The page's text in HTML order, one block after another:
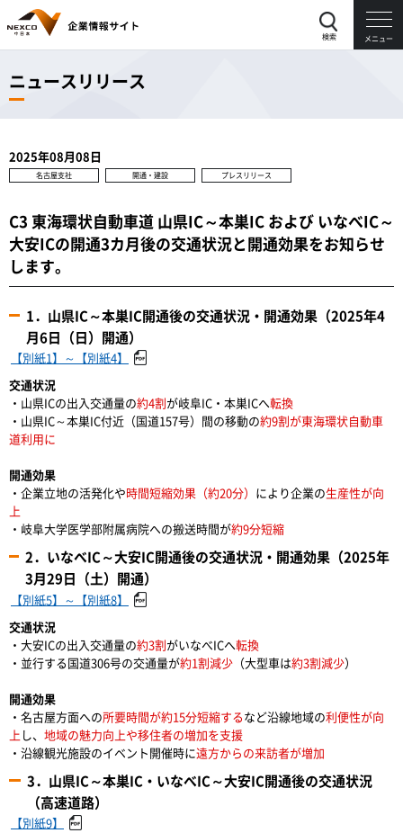
検索 メニュー
ニュースリリース
2025年08月08日
名古屋支社 開通・建設 プレスリリース
C3 東海環状自動車道 山県IC～本巣IC および いなべIC～
大安ICの開通3カ月後の交通状況と開通効果をお知らせ
します。
1．山県IC～本巣IC開通後の交通状況・開通効果（2025年4
月6日（日）開通）
【別紙1】～【別紙4】
交通状況
・山県ICの出入交通量の約4割が岐阜IC・本巣ICへ転換
・山県IC～本巣IC付近（国道157号）間の移動の約9割が東海環状自動車
道利用に
開通効果
・企業立地の活発化や時間短縮効果（約20分） により企業の生産性が向
上
・岐阜大学医学部附属病院への搬送時間が約9分短縮
2．いなべIC～大安IC開通後の交通状況・開通効果（2025年
3月29日（土）開通）
【別紙5】～【別紙8】
交通状況
・大安ICの出入交通量の約3割がいなべICへ転換
・並行する国道306号の交通量が約1割減少 （大型車は約3割減少）
開通効果
・名古屋方面への所要時間が約15分短縮するなど沿線地域の利便性が向
上 し、 地域の魅力向上や移住者の増加を支援
・沿線観光施設のイベント開催時に遠方からの来訪者が増加
3．山県IC～本巣IC・いなべIC～大安IC開通後の交通状況
（高速道路）
【別紙9】